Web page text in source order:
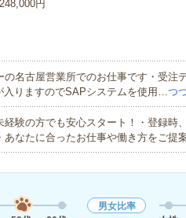
円
の名古屋営業所でのお仕事です・受
入りますのでSAPシステムを使用…つ
経験の方でも安心スタート！・登録時
あなたに合ったお仕事や働き方をご提
男女比率